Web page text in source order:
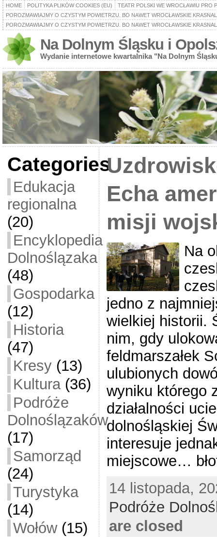
HOME POLITYKA PLIKÓW COOKIES (EU)
TEATR POLSKI WE WROCŁAWIU PRO
POROZMAWIAJMY O CZYSTYM POWIETRZU. BO NAWET WROCŁAWSKIE
POROZMAWIAJMY O CZYSTYM POWIETRZU. BO NAWET WROCŁAWSKIE
Na Dolnym Śląsku i
Wydanie internetowe kwartalnika "Na Dolnym
Categories
Edukacja
regionalna
(20)
Encyklopedia
Dolnoślązaka
(48)
Gospodarka
(12)
Historia
(47)
Kresy(13)
Kultura(36)
Podróże
Dolnoślązaków
(17)
Samorząd
(24)
Turystyka
(14)
Wołów(15)
Echa
misji
Na
jedno z
wielkiej historii.
nim, gdy
feldmarszałek
ulubionych
wyniku którego
działalności
dolnośląskiej
interesuje
miejscowe…
14 listopada,
Podróże
are closed